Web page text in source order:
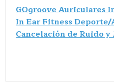
GOgroove Auriculares
In Ear Fitness
Cancelación de Ruido